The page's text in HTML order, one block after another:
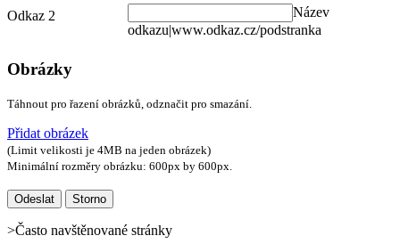
Odkaz 2
Název
odkazu|www.odkaz.cz/podstranka
Obrázky
Táhnout pro řazení obrázků, odznačit pro smazání.
Přidat obrázek
(Limit velikosti je 4MB na jeden obrázek)
Minimální rozměry obrázku: 600px by 600px.
>Často navštěnované stránky